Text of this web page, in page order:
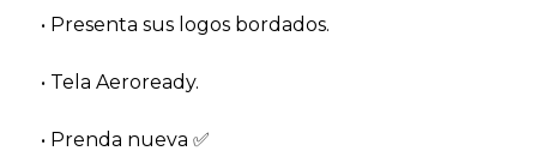
• Presenta sus logos bordados.
• Tela Aeroready.
• Prenda nueva ✅️